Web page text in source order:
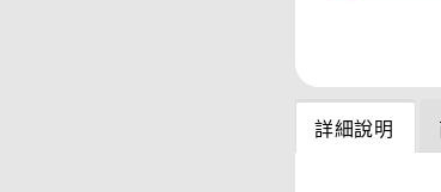
詳細說明